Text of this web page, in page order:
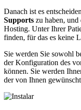
Danach ist es
Supports zu haben, und
Hosting. Unter Ihrer
finden, für das es keine
Sie werden Sie sowohl
der Konfiguration des
können. Sie werden
der von Ihnen